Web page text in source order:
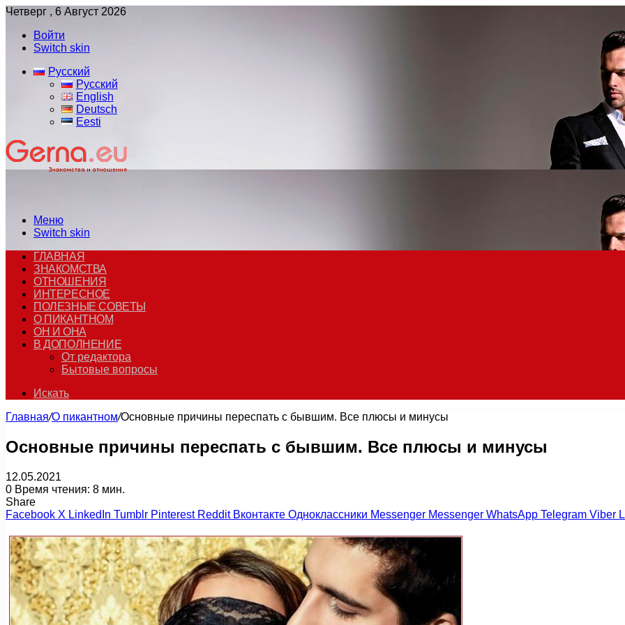
Четверг , 6 Август 2026
Войти
Switch skin
Русский
Русский
English
Deutsch
Eesti
Меню
Switch skin
ГЛАВНАЯ
ЗНАКОМСТВА
ОТНОШЕНИЯ
ИНТЕРЕСНОЕ
ПОЛЕЗНЫЕ СОВЕТЫ
О ПИКАНТНОМ
ОН И ОНА
В ДОПОЛНЕНИЕ
От редактора
Бытовые вопросы
Искать
Главная/О пикантном/Основные причины переспать с бывшим. Все плюсы и минусы
Основные причины переспать с бывшим. Все плюсы и минусы
12.05.2021
0 Время чтения: 8 мин.
Share
Facebook X LinkedIn Tumblr Pinterest Reddit Вконтакте Одноклассники Messenger Messenger WhatsApp Telegram Viber